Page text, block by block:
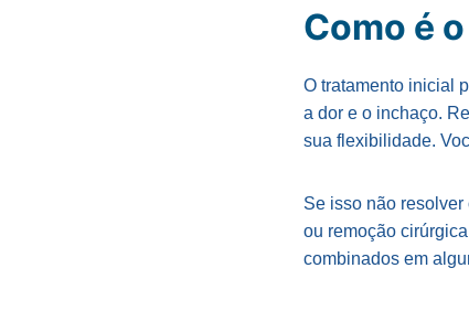
Como é
O tratamento inicial
a dor e o inchaço.
sua flexibilidade.
Se isso não
ou remoção
combinados em